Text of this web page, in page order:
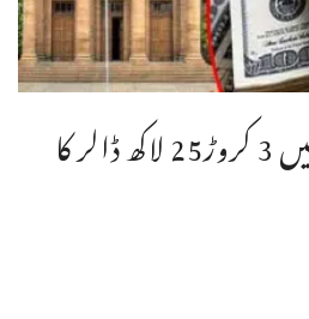
ملکی زر مبادلہ ذخائر میں 3 کروڑ25 لاکھ ڈالر کا